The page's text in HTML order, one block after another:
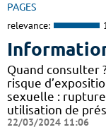
PAGES
relevance:
Quand consulter
risque
sexuelle :
utilisation de
22/03/2024 11:06